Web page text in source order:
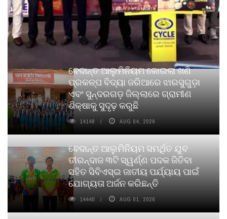
ବେଦାନ୍ତ ଆଲୁମିନିୟମ କୋଇଲା ଖଣି
ପ୍ରକଳ୍ପ ବିଦ୍ୟା ଜରିଆରେ ଝାରସୁଗୁଡ଼ା
ଏବଂ ସୁନ୍ଦରଗଡ଼ ଜିଲ୍ଲାରେ ଗ୍ରାମୀଣ
ଶିକ୍ଷାକୁ ସୁଦୃଢ଼ କରୁଛି
14148 AUG 04, 2026
ବେଦାନ୍ତ ଆଲୁମିନିୟମ ସମର୍ଥିତ ଯୁବ
ତୀରନ୍ଦାଜ ୩ଟି ସ୍ୱର୍ଣ୍ଣ ପଦକ ଜିତିବା
ସହିତ ସିବିଏସ୍ଇ ଜାତୀୟ ପର୍ଯ୍ୟାୟ ପାଇଁ
ଯୋଗ୍ୟତା ଅର୍ଜନ କରିଛନ୍ତି
14440 AUG 01, 2026